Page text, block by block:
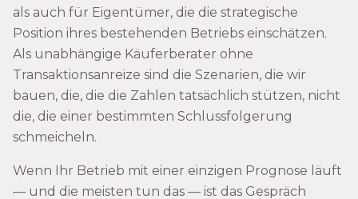
als auch für Eigentümer, die die strategische
Position ihres bestehenden Betriebs einschätzen.
Als unabhängige Käuferberater ohne
Transaktionsanreize sind die Szenarien, die wir
bauen, die, die die Zahlen tatsächlich stützen, nicht
die, die einer bestimmten Schlussfolgerung
schmeicheln.
Wenn Ihr Betrieb mit einer einzigen Prognose läuft
— und die meisten tun das — ist das Gespräch